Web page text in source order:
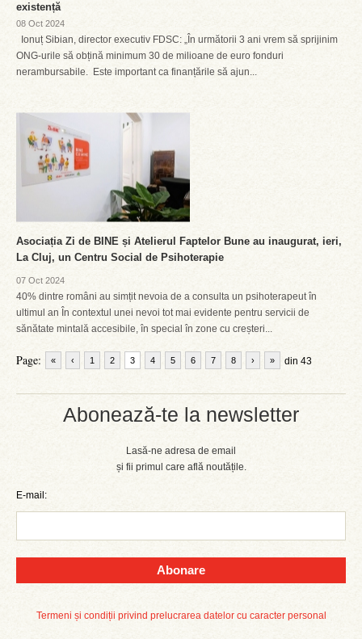
Abonează-te la newsletter
Lasă-ne adresa de email
și fii primul care află noutățile.
E-mail:
Abonare
Termeni și condiții privind prelucrarea datelor cu caracter personal
existență
08 Oct 2024
Ionuț Sibian, director executiv FDSC: „În următorii 3 ani vrem să sprijinim
ONG-urile să obțină minimum 30 de milioane de euro fonduri
nerambursabile. Este important ca finanțările să ajun...
Asociația Zi de BINE și Atelierul Faptelor Bune au inaugurat, ieri,
La Cluj, un Centru Social de Psihoterapie
07 Oct 2024
40% dintre români au simțit nevoia de a consulta un psihoterapeut în
ultimul an În contextul unei nevoi tot mai evidente pentru servicii de
sănătate mintală accesibile, în special în zone cu creșteri...
Page: « ‹ 1 2 3 4 5 6 7 8 din 43
› »